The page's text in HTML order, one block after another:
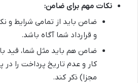
نکات مهم برای ضامن:
ضامن باید از تمامی شرایط و
و قرارداد شما آگاه باشد.
ضامن هم باید مثل شما، قید
کار و عدم تاریخ پرداخت را در
مجزا) ذکر کند.